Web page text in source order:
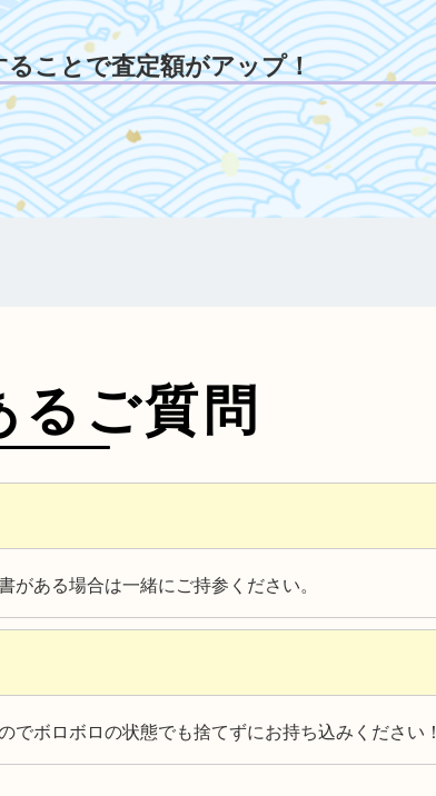
ことで査定額がアップ！
るご質問
ある場合は一緒にご持参ください。
ボロボロの状態でも捨てずにお持ち込みください！